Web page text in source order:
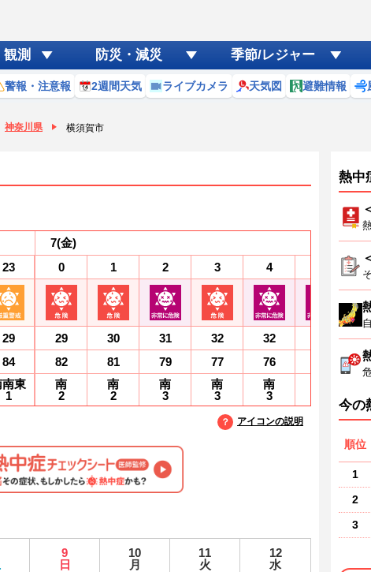
測 防災・減災 季節/レジャー
警報・注意報 2週間天気 ライブカメラ 天気図 避難情報
神奈川県 横須賀市
23
29
84
南東
1
7(金)
0
29
82
南
2
1
30
81
南
2
2
31
79
南
3
3
32
77
南
3
4
32
76
南
3
アイコンの説明
9
日
10
月
11
火
12
水
熱中
今の
順位
1
2
3